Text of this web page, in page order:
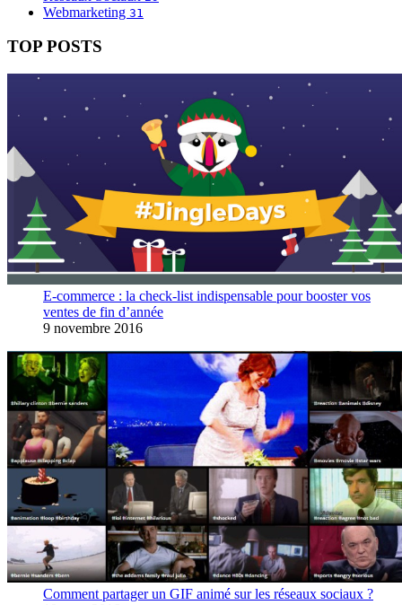
Webmarketing 31
TOP POSTS
E-commerce : la check-list indispensable pour booster vos
ventes de fin d’année
9 novembre 2016
Comment partager un GIF animé sur les réseaux sociaux ?